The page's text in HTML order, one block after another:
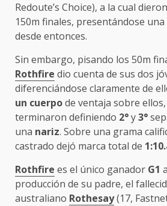
Redoute’s Choice), a la cual
150m finales, presentándose
desde entonces.
Sin embargo, pisando los 50m
Rothfire dio cuenta de sus dos
diferenciándose claramente de
un cuerpode ventaja sobre
terminaron definiendo 2°y3°
una nariz. Sobre una grama
castrado dejó marca total de
Rothfire es el único ganador G1
producción de su padre, el
australiano Rothesay(17,